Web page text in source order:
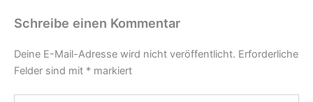
Schreibe einen Kommentar
Deine E-Mail-Adresse wird nicht veröffentlicht. Erforderliche
Felder sind mit * markiert